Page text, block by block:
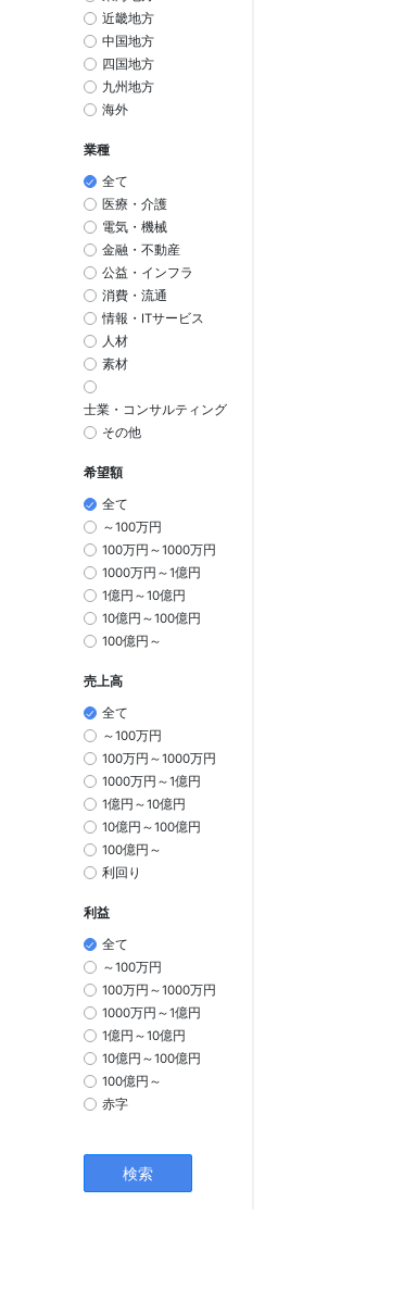
近畿地方
中国地方
四国地方
九州地方
海外
業種
全て
医療・介護
電気・機械
金融・不動産
公益・インフラ
消費・流通
情報・ITサービス
人材
素材
士業・コンサルティング
その他
希望額
全て
～100万円
100万円～1000万円
1000万円～1億円
1億円～10億円
10億円～100億円
100億円～
売上高
全て
～100万円
100万円～1000万円
1000万円～1億円
1億円～10億円
10億円～100億円
100億円～
利回り
利益
全て
～100万円
100万円～1000万円
1000万円～1億円
1億円～10億円
10億円～100億円
100億円～
赤字